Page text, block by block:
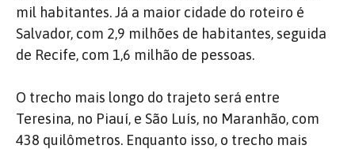
mil habitantes. Já a maior cidade do roteiro é
Salvador, com 2,9 milhões de habitantes, seguida
de Recife, com 1,6 milhão de pessoas.
O trecho mais longo do trajeto será entre
Teresina, no Piauí, e São Luís, no Maranhão, com
438 quilômetros. Enquanto isso, o trecho mais